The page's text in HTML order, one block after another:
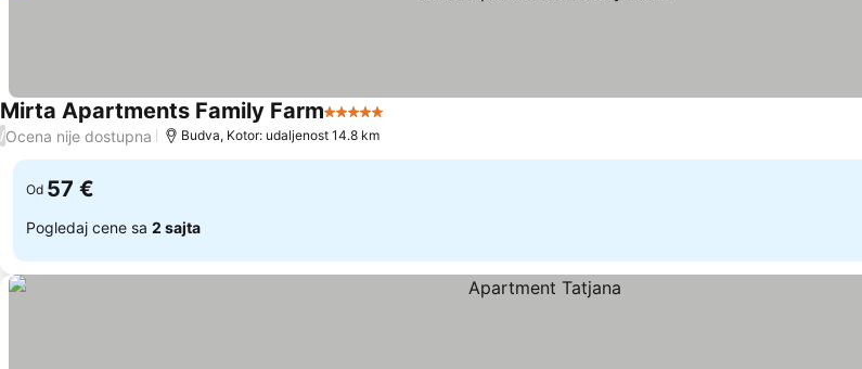
Mirta Apartments Family Farm5 Zvezdice
/Ocena nije dostupna Budva, Kotor: udaljenost 14.8 km
Od 57 €
Pogledaj cene sa 2 sajta